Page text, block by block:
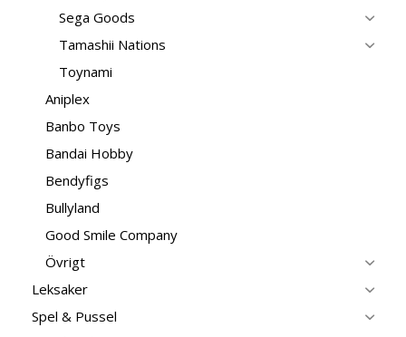
Sega Goods
Tamashii Nations
Toynami
Aniplex
Banbo Toys
Bandai Hobby
Bendyfigs
Bullyland
Good Smile Company
Övrigt
Leksaker
Spel & Pussel